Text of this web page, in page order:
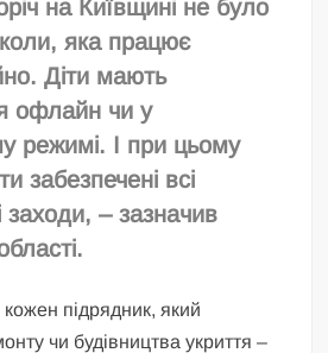
на Київщині не було
яка працює
Діти мають
офлайн чи у
режимі. І при цьому
забезпечені всі
заходи, – зазначив
підрядник, який
чи будівництва укриття –